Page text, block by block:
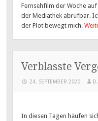
Fernsehfilm der Woche auf
der Mediathek abrufbar.
der Plot bewegt mich.
Verblasste
24. SEPTEMBER 2020
In diesen Tagen häufen